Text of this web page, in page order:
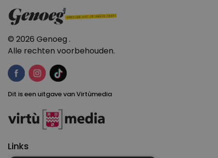
© 2026 Genoeg .
Alle rechten voorbehouden.
Dit is een uitgave van Virtùmedia
Links